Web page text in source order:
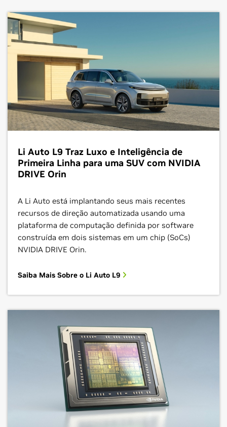
Li Auto L9 Traz Luxo e Inteligência de
Primeira Linha para uma SUV com NVIDIA
DRIVE Orin
A Li Auto está implantando seus mais recentes
recursos de direção automatizada usando uma
plataforma de computação definida por software
construída em dois sistemas em um chip (SoCs)
NVIDIA DRIVE Orin.
Saiba Mais Sobre o Li Auto L9